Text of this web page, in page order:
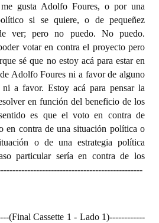
gusta Adolfo Foures, o por una
si se quiere, o de pequeñez
ver; pero no puedo. No puedo.
votar en contra el proyecto pero
sé que no estoy acá para estar en
Adolfo Foures ni a favor de alguno
a favor. Estoy acá para pensar la
en función del beneficio de los
es que el voto en contra de
en contra de una situación política o
o de una estrategia política
particular sería en contra de los
(Final Cassette 1 - Lado 1)------------